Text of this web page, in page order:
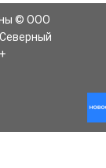
© ООО